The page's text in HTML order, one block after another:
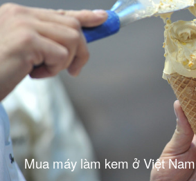
Mua máy làm kem ở Việt Nam